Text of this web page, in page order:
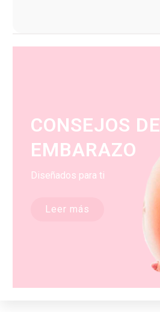
CONSEJOS DE
EMBARAZO
Diseñados para ti
Leer más